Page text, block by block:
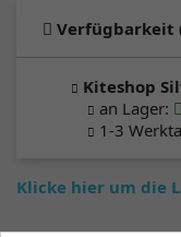
Verfügbarkeit
Kiteshop
an Lager:
1-3
Klicke hier um die